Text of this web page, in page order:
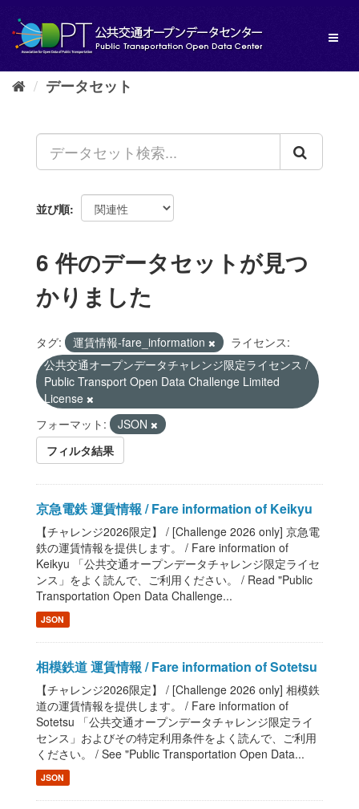
し
データセット
並び順
6 件のデータセットが見つ
かりました
タグ: 運賃情報-fare_information
ライセンス:
公共交通オープンデータチャレンジ限定ライセンス /
Public Transport Open Data Challenge Limited
License
フォーマット:
JSON
フィルタ結果
京急電鉄 運賃情報 / Fare information of Keikyu
【チャレンジ2026限定】 / [Challenge 2026 only] 京急電
鉄の運賃情報を提供します。 / Fare information of
Keikyu 「公共交通オープンデータチャレンジ限定ライセ
ンス」をよく読んで、ご利用ください。 / Read "Public
Transportation Open Data Challenge...
JSON
相模鉄道 運賃情報 / Fare information of Sotetsu
【チャレンジ2026限定】 / [Challenge 2026 only] 相模鉄
道の運賃情報を提供します。 / Fare information of
Sotetsu 「公共交通オープンデータチャレンジ限定ライ
センス」およびその特定利用条件をよく読んで、ご利用
ください。 / See "Public Transportation Open Data...
JSON